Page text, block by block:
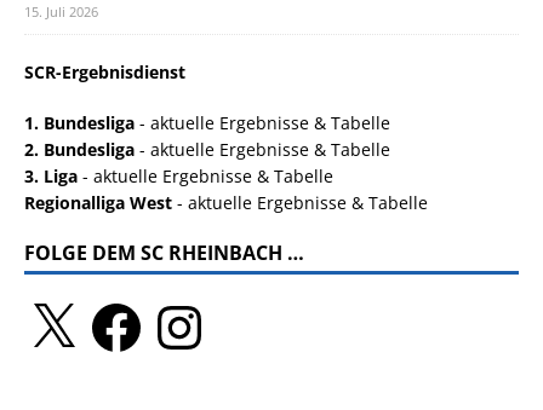
15. Juli 2026
SCR-Ergebnisdienst
1. Bundesliga - aktuelle Ergebnisse & Tabelle
2. Bundesliga - aktuelle Ergebnisse & Tabelle
3. Liga - aktuelle Ergebnisse & Tabelle
Regionalliga West - aktuelle Ergebnisse & Tabelle
FOLGE DEM SC RHEINBACH …